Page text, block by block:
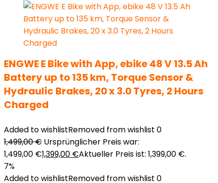
ENGWE E Bike with App, ebike 48 V 13.5 Ah
Battery up to 135 km, Torque Sensor &
Hydraulic Brakes, 20 x 3.0 Tyres, 2 Hours
Charged
Added to wishlistRemoved from wishlist 0
1,499,00€ Ursprünglicher Preis war:
1,499,00 €1,399,00 €Aktueller Preis ist: 1,399,00 €.
7%
Added to wishlistRemoved from wishlist 0